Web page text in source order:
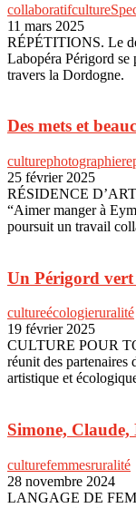
collaboratifculture
11 mars 2025
RÉPÉTITIONS. Le
Labopéra Périgord se
travers la Dordogne.
Des mets et
culturephotographie
25 février 2025
RÉSIDENCE
“Aimer manger à
poursuit un travail
Un Périgord
cultureécologieruralité
19 février 2025
CULTURE POUR
réunit des partenaires
artistique et
Simone,
culturefemmesruralité
28 novembre 2024
LANGAGE DE